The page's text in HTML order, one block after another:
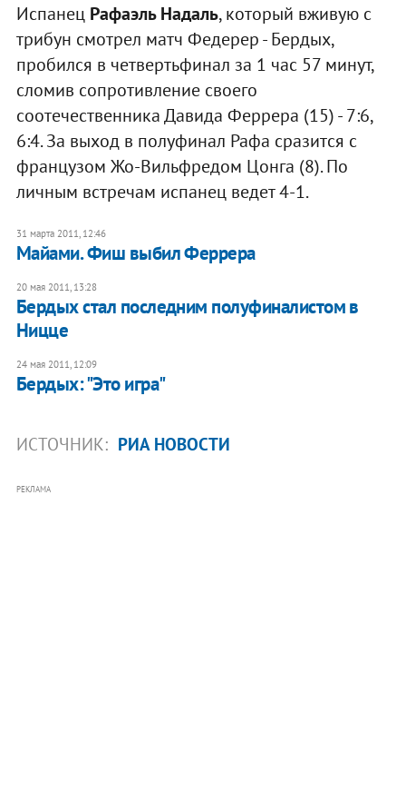
Испанец Рафаэль Надаль, который вживую с
трибун смотрел матч Федерер - Бердых,
пробился в четвертьфинал за 1 час 57 минут,
сломив сопротивление своего
соотечественника Давида Феррера (15) - 7:6,
6:4. За выход в полуфинал Рафа сразится с
французом Жо-Вильфредом Цонга (8). По
личным встречам испанец ведет 4-1.
31 марта 2011, 12:46
Майами. Фиш выбил Феррера
20 мая 2011, 13:28
Бердых стал последним полуфиналистом в
Ницце
24 мая 2011, 12:09
Бердых: "Это игра"
ИСТОЧНИК: РИА НОВОСТИ
РЕКЛАМА